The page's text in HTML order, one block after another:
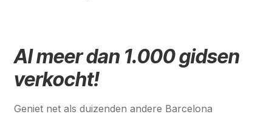
Al meer dan 1.000 gidsen
verkocht!
Geniet net als duizenden andere Barcelona